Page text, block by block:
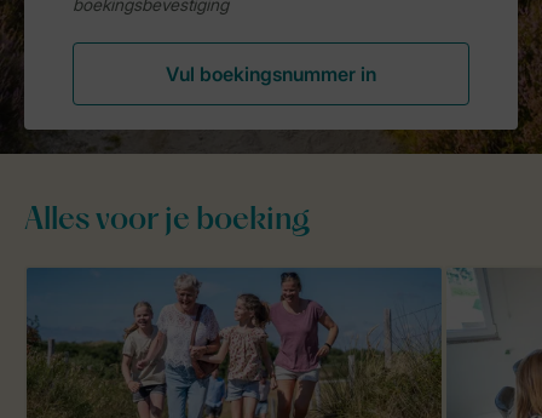
Alles voor je boeking